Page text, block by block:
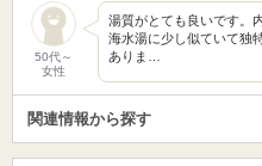
50代～
女性
湯質がとても良いです。
海水湯に少し似ていて独
ありま…
関連情報から探す